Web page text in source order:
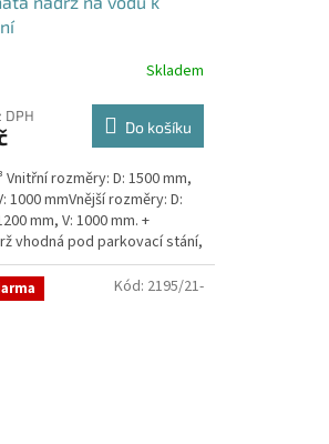
Skladem
DPH
Do košíku
Vnitřní rozměry: D: 1500 mm,
1000 mmVnější rozměry: D:
mm, V: 1000 mm. +
vhodná pod parkovací stání,
Kód: 2195/21-